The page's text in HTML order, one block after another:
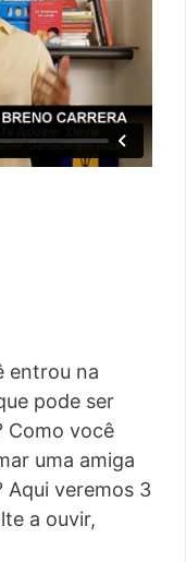
entrou na
pode ser
Como você
uma amiga
Aqui veremos 3
a ouvir,